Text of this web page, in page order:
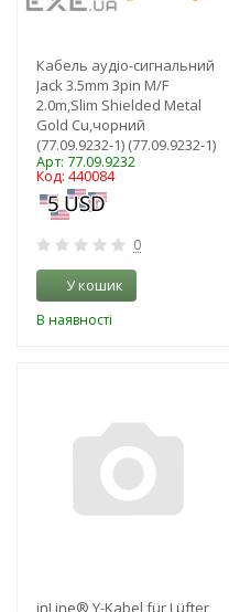
Кабель аудіо-сигнальний
Jack 3.5mm 3pin M/F
2.0m,Slim Shielded Metal
Gold Cu,чорний
(77.09.9232-1) (77.09.9232-1)
Арт: 77.09.9232
Код: 440084
0
У кошик
В наявності
inLine® Y-Kabel für Lüfter